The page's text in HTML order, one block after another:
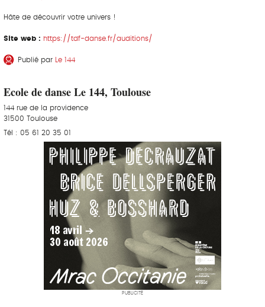
Hâte de découvrir votre univers !
Site web : https://tdf-danse.fr/auditions/
Publié par Le 144
Ecole de danse Le 144, Toulouse
144 rue de la providence
31500 Toulouse
Tél : 05 61 20 35 01
PUBLICITÉ